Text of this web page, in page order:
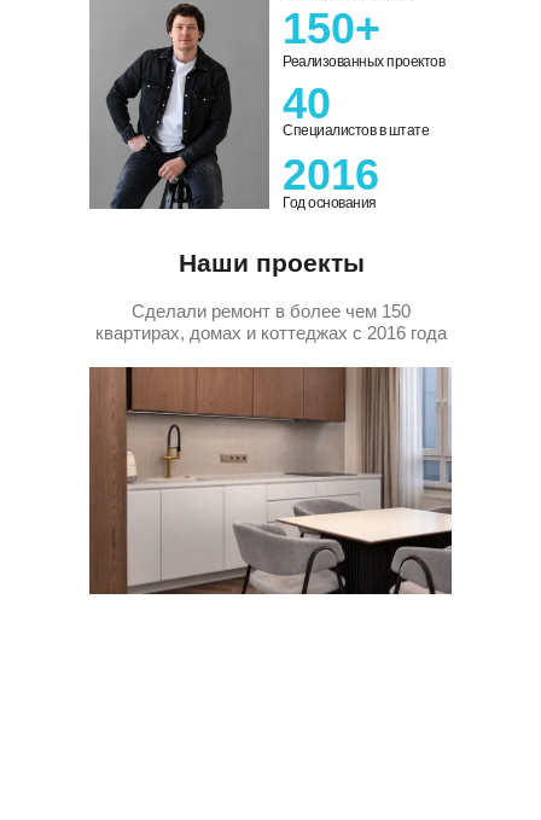
2016
Год основания
40
Специалистов в штате
150+
Реализованных проектов
Наши проекты
Сделали ремонт в более чем 150
квартирах, домах и коттеджах с 2016 года